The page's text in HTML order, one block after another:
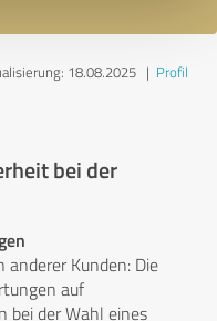
18.08.2025| Profil
bei der
anderer Kunden: Die
auf
bei der Wahl eines